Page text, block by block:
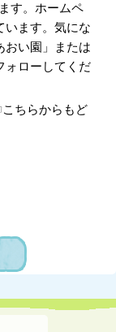
す。ホームペ
います。気にな
おい園」または
ォローしてくだ
ちらからもど